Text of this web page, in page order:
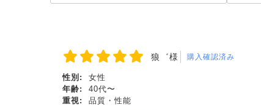
狼゛様 購入確認済み
性別:
女性
年齢:
40代〜
重視:
品質・性能